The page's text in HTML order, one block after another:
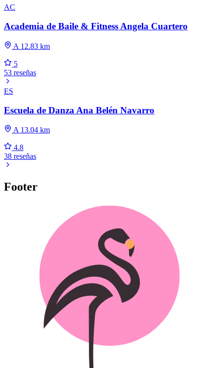
AC
Academia de Baile & Fitness Angela Cuartero
A 12.83 km
5
53 reseñas
ES
Escuela de Danza Ana Belén Navarro
A 13.04 km
4.8
38 reseñas
Footer